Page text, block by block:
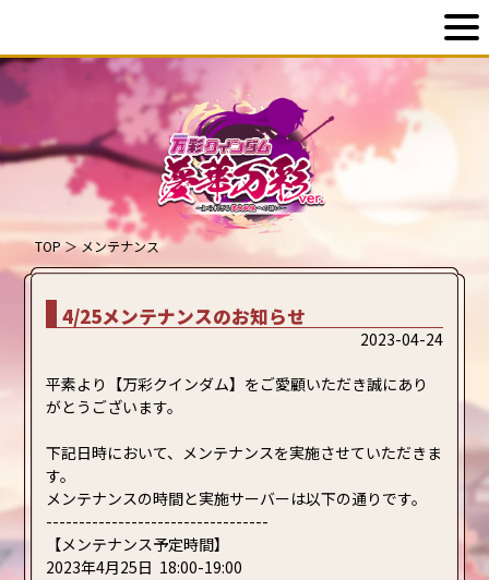
TOP＞メンテナンス
4/25メンテナンスのお知らせ
2023-04-24
平素より【万彩クインダム】をご愛顧いただき誠にあり
がとうございます。
下記日時において、メンテナンスを実施させていただきま
す。
メンテナンスの時間と実施サーバーは以下の通りです。
----------------------------------
【メンテナンス予定時間】
2023年4月25日 18:00-19:00